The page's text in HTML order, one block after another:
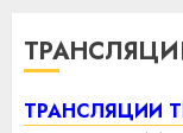
ТРАНСЛЯЦИИ